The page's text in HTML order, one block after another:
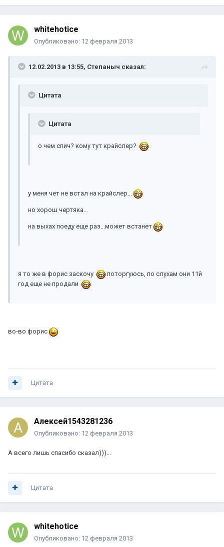
whitehotice
Опубликовано: 12 февраля 2013
12.02.2013 в 13:55, Степаныч сказал:
Цитата
Цитата
о чем спич? кому тут крайслер?
у меня чет не встал на крайслер...
но хорош чертяка..
на выхах поеду еще раз...может встанет
я то же в форис заскочу
поторгуюсь, по слухам они 11й
год еще не продали
во-во форис
Цитата
Алексей1543281236
Опубликовано: 12 февраля 2013
А всего лишь спасибо сказал)))...
Цитата
whitehotice
Опубликовано: 12 февраля 2013